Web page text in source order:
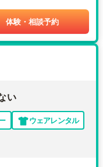
体験・相談予約
い
ウェアレンタル